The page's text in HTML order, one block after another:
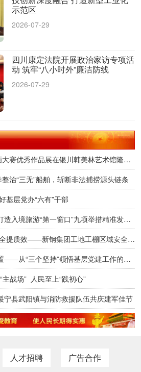
示范区
2026-07-29
四川康定法院开展政治家访专项活
动 筑牢“八小时外”廉洁防线
2026-07-29
首届“美林杯”青少年绘画大赛优秀作品展在银川韩美林艺术馆隆重开幕
治“三无”船舶，斩断非法捕捞源头链条
基层党办“六有”干部
胶东国际机场多措并举打造入境旅游“第一窗口”九项举措精准发力，助力青岛建设国际滨海旅游度假胜地
党建引领筑防线 赋能安全提质效——新钢集团工地工棚区域安全管理创新实践研究
把人民放在心中最高位置——从“三个坚持”领悟基层党建工作的为民初心
主战场” 人民至上“践初心”
县武阳镇与消防救援队伍共庆建军佳节
人才招聘 广告合作